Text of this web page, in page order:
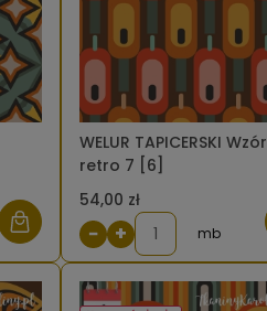
WELUR TAPICERSKI Wzór
retro 7 [6]
54,00 zł
− + mb